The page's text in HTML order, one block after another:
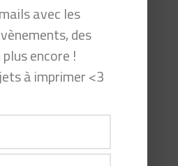
avec les
des
encore !
à imprimer <3